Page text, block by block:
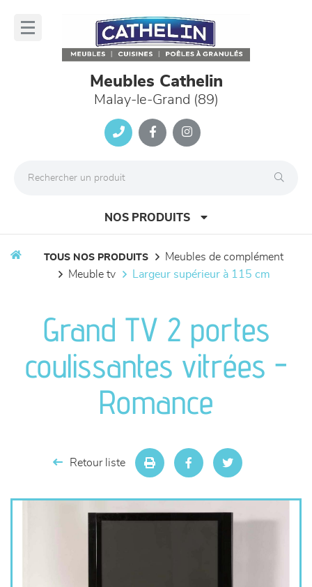
Meubles Cathelin
Malay-le-Grand (89)
NOS PRODUITS
séjours
meubles de complément
chambres et dressing
TOUS NOS PRODUITS
meubles de complément
meuble tv
largeur supérieur à 115 cm
Grand TV 2 portes
coulissantes vitrées -
Romance
Retour liste